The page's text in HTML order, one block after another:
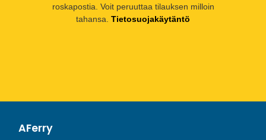
roskapostia. Voit peruuttaa tilauksen milloin
tahansa. Tietosuojakäytäntö
AFerry